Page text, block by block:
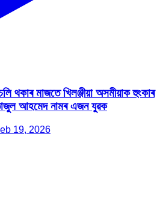
থকাৰ মাজতে খিলঞ্জীয়া অসমীয়াক হুংকাৰ
আহমেদ নামৰ এজন যুৱক
19, 2026